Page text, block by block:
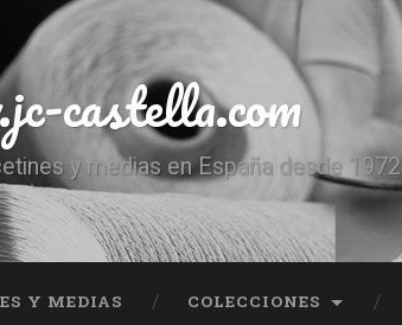
castella.com
y medias en España desde 1972
Y MEDIAS COLECCIONES